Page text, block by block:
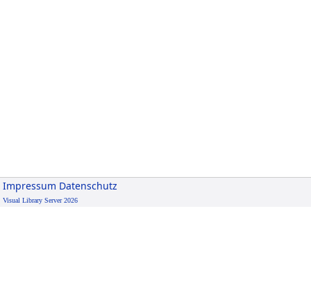
Impressum Datenschutz
Visual Library Server 2026